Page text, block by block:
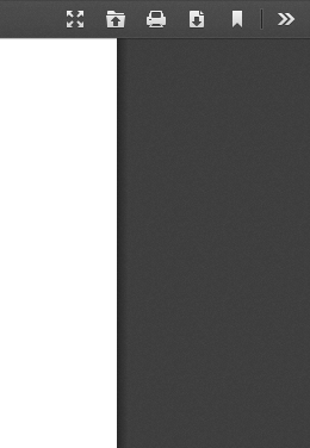
Presentation
Open Print Download
Current